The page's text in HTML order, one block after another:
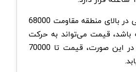
اگر حرکت واضحی در بالای منطقه مقاومت 68000
باشد، قیمت می‌تواند به حرکت
خود ادامه دهد. در این صورت، قیمت تا 70000